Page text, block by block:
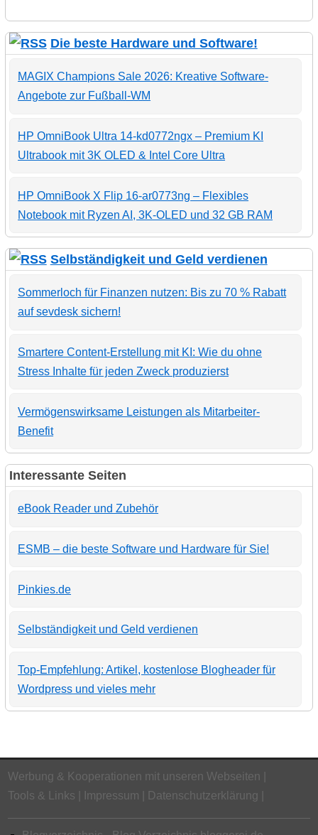
Die beste Hardware und Software!
MAGIX Champions Sale 2026: Kreative Software-
Angebote zur Fußball-WM
HP OmniBook Ultra 14-kd0772ngx – Premium KI
Ultrabook mit 3K OLED & Intel Core Ultra
HP OmniBook X Flip 16-ar0773ng – Flexibles
Notebook mit Ryzen AI, 3K-OLED und 32 GB RAM
Selbständigkeit und Geld verdienen
Sommerloch für Finanzen nutzen: Bis zu 70 % Rabatt
auf sevdesk sichern!
Smartere Content-Erstellung mit KI: Wie du ohne
Stress Inhalte für jeden Zweck produzierst
Vermögenswirksame Leistungen als Mitarbeiter-
Benefit
Interessante Seiten
eBook Reader und Zubehör
ESMB – die beste Software und Hardware für Sie!
Pinkies.de
Selbständigkeit und Geld verdienen
Top-Empfehlung: Artikel, kostenlose Blogheader für
Wordpress und vieles mehr
Werbung & Kooperationen mit unseren Webseiten
Tools & Links
Impressum Datenschutzerklärung